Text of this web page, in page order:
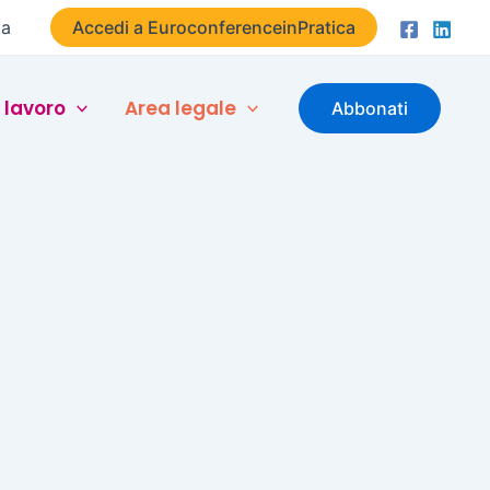
Accedi a EuroconferenceinPratica
lavoro Area legale Abbonati